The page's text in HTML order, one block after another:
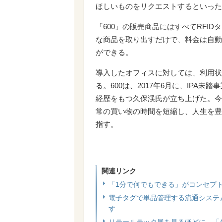
ほしいものをリクエストするといっ
「600」の販売商品にはすべてRFID
な商品を取り出すだけで、料金は自
ができる。
導入したオフィスに対しては、利用
る。600は、2017年6月に、IPA未踏
経歴をもつ久保渓氏が立ち上げた。
常の買い物の時間を短縮し、人生を
指す。
関連リンク
「1分で何でもできる」がコンセ
電子タグで単品管理する流通シス
す